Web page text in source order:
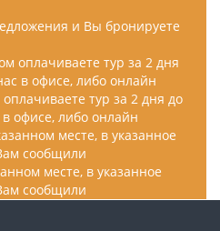
и Вы бронируете
тур за 2 дня до
офисе, либо онлайн
месте, в указанное
сообщили